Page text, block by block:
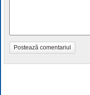
Postează comentariul